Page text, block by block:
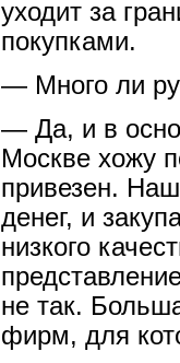
уходит за
покупками.
— Много ли
— Да, и в
Москве хожу
привезен.
денег, и
низкого
не так.
фирм, для